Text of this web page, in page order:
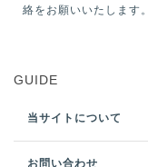
絡をお願いいたします。
GUIDE
当サイトについて
お問い合わせ